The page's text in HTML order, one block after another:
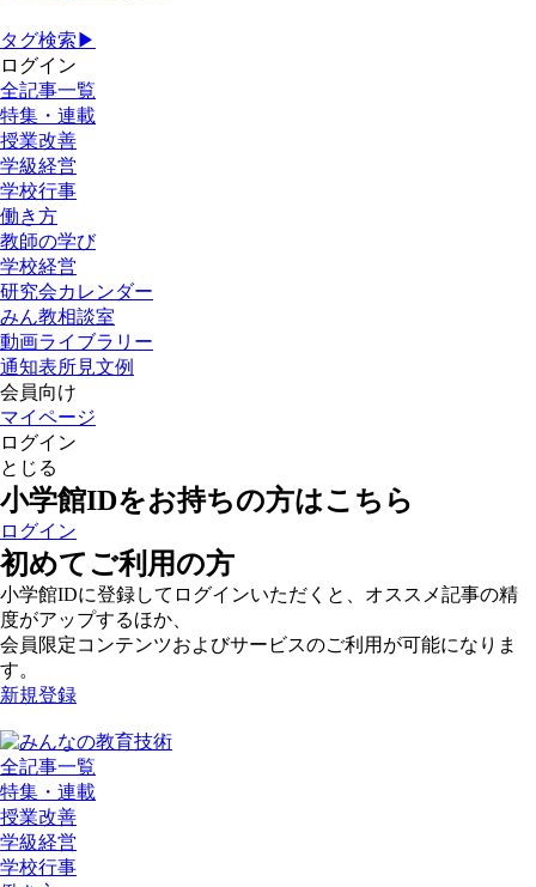
タグ検索▶
ログイン
全記事一覧
特集・連載
授業改善
学級経営
学校行事
働き方
教師の学び
学校経営
研究会カレンダー
みん教相談室
動画ライブラリー
通知表所見文例
会員向け
マイページ
ログイン
とじる
小学館IDをお持ちの方はこちら
ログイン
初めてご利用の方
小学館IDに登録してログインいただくと、オススメ記事の精
度がアップするほか、
会員限定コンテンツおよびサービスのご利用が可能になりま
す。
新規登録
全記事一覧
特集・連載
授業改善
学級経営
学校行事